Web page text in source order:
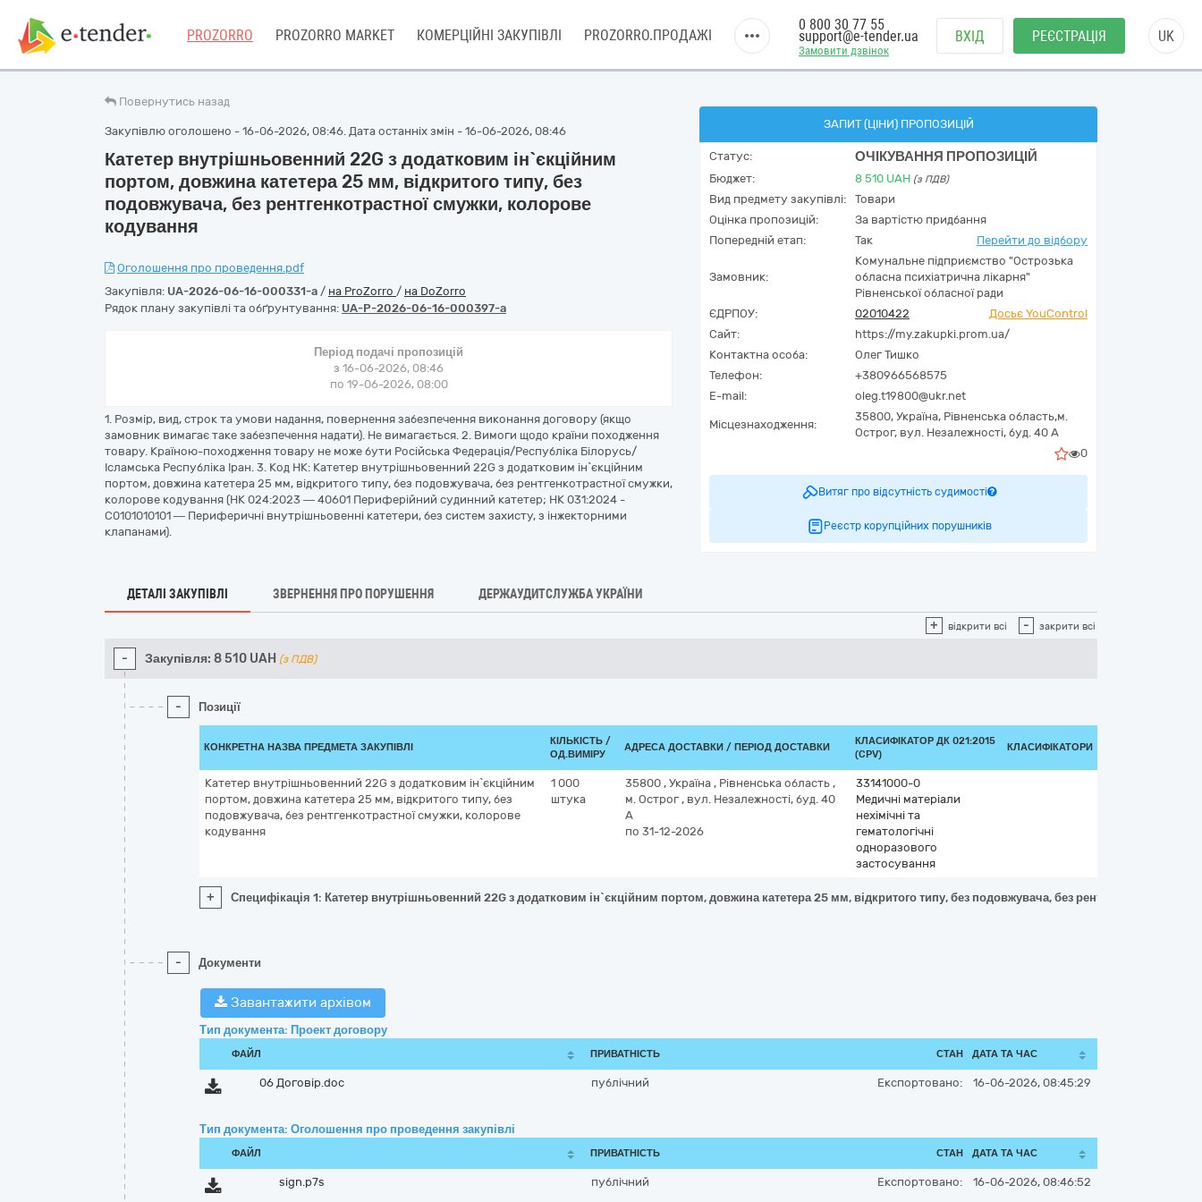
PROZORRO PROZORRO MARKET КОМЕРЦІЙНІ ЗАКУПІВЛІ PROZORRO.ПРОДАЖІ
Замовити дзвінок
0 800 30 77 55
support@e-tender.ua ВХІД РЕЄСТРАЦІЯ UK
Повернутись назад
Закупівлю оголошено - 16-06-2026, 08:46. Дата останніх змін - 16-06-2026, 08:46
Катетер внутрішньовенний 22G з додатковим ін`єкційним
портом, довжина катетера 25 мм, відкритого типу, без
подовжувача, без рентгенкотрастної смужки, колорове
кодування
Оголошення про проведення.pdf
Закупівля: UA-2026-06-16-000331-a / на ProZorro / на DoZorro
Рядок плану закупівлі та обґрунтування: UA-P-2026-06-16-000397-a
Період подачі пропозицій
з 16-06-2026, 08:46
по 19-06-2026, 08:00
1. Розмір, вид, строк та умови надання, повернення забезпечення виконання договору (якщо
замовник вимагає таке забезпечення надати). Не вимагається. 2. Вимоги щодо країни походження
товару. Країною-походження товару не може бути Російська Федерація/Республіка Білорусь/
Ісламська Республіка Іран. 3. Код НК: Катетер внутрішньовенний 22G з додатковим ін`єкційним
портом, довжина катетера 25 мм, відкритого типу, без подовжувача, без рентгенкотрастної смужки,
колорове кодування (НК 024:2023 — 40601 Периферійний судинний катетер; НК 031:2024 -
C0101010101 — Периферичні внутрішньовенні катетери, без систем захисту, з інжекторними
клапанами).
ЗАПИТ (ЦІНИ) ПРОПОЗИЦІЙ
Статус: ОЧІКУВАННЯ ПРОПОЗИЦІЙ
Бюджет: 8 510 UAH (з ПДВ)
Вид предмету закупівлі:
Товари
Оцінка пропозицій:
За вартістю придбання
Попередній етап:
Так Перейти до відбору
Замовник:
Комунальне підприємство "Острозька
обласна психіатрична лікарня"
Рівненської обласної ради
ЄДРПОУ:
02010422
Досьє YouControl
Сайт:
https://my.zakupki.prom.ua/
Контактна особа:
Олег Тишко
Телефон:
+380966568575
E-mail:
oleg.t19800@ukr.net
Місцезнаходження:
35800, Україна, Рівненська область,м.
Острог, вул. Незалежності, буд. 40 А
0
Витяг про відсутність судимості
Реєстр корупційних порушників
ДЕТАЛІ ЗАКУПІВЛІ ЗВЕРНЕННЯ ПРО ПОРУШЕННЯ ДЕРЖАУДИТСЛУЖБА УКРАЇНИ
+ відкрити всі - закрити всі
- Закупівля: 8 510 UAH (з ПДВ)
- Позиції
КОНКРЕТНА НАЗВА ПРЕДМЕТА ЗАКУПІВЛІ
КІЛЬКІСТЬ /
ОД.ВИМІРУ
АДРЕСА ДОСТАВКИ / ПЕРІОД ДОСТАВКИ
КЛАСИФІКАТОР ДК 021:2015
(CPV)
КЛАСИФІКАТОРИ
Катетер внутрішньовенний 22G з додатковим ін`єкційним
портом, довжина катетера 25 мм, відкритого типу, без
подовжувача, без рентгенкотрастної смужки, колорове
кодування
1 000
штука
35800 , Україна , Рівненська область ,
м. Острог, вул. Незалежності, буд. 40
А
по 31-12-2026
33141000-0
Медичні матеріали
нехімічні та
гематологічні
одноразового
застосування
+ Специфікація 1: Катетер внутрішньовенний 22G з додатковим ін`єкційним портом, довжина катетера 25 мм, відкритого типу, без подовжувача, без рентгенкотрастної
- Документи
Завантажити архівом
Тип документа: Проект договору
ФАЙЛ ПРИВАТНІСТЬ СТАН ДАТА ТА ЧАС
06 Договір.doc публічний Експортовано: 16-06-2026, 08:45:29
Тип документа: Оголошення про проведення закупівлі
ФАЙЛ ПРИВАТНІСТЬ СТАН ДАТА ТА ЧАС
sign.p7s публічний Експортовано: 16-06-2026, 08:46:52